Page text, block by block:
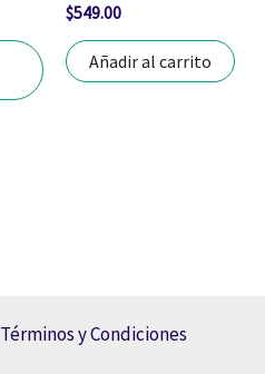
variantes.
Las
opciones
producto
$549.00
Añadir al carrito
Términos y Condiciones